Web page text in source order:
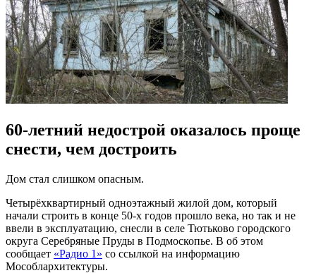
60-летний недострой оказалось проще
снести, чем достроить
Дом стал слишком опасным.
Четырёхквартирный одноэтажный жилой дом, который
начали строить в конце 50-х годов прошло века, но так и не
ввели в эксплуатацию, снесли в селе Тютьково городского
округа Серебряные Пруды в Подмоскопье. В об этом
сообщает «Радио 1» со ссылкой на информацию
Мособлархитектуры.